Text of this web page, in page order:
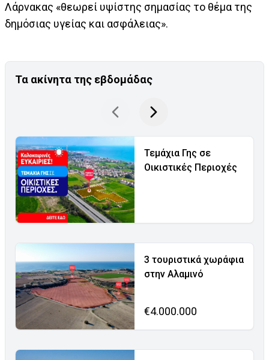
Λάρνακας «θεωρεί υψίστης σημασίας το θέμα της
δημόσιας υγείας και ασφάλειας».
Τα ακίνητα της εβδομάδας
Τεμάχια Γης σε
Οικιστικές Περιοχές
3 τουριστικά χωράφια
στην Αλαμινό
€4.000.000